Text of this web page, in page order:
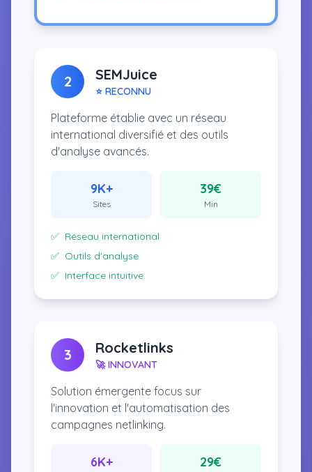
2 SEMJuice
⭐ RECONNU
Plateforme établie avec un réseau
international diversifié et des outils
d'analyse avancés.
9K+
Sites
39€
Min
✅ Réseau international
✅ Outils d'analyse
✅ Interface intuitive
3 Rocketlinks
🚀 INNOVANT
Solution émergente focus sur
l'innovation et l'automatisation des
campagnes netlinking.
6K+ 29€